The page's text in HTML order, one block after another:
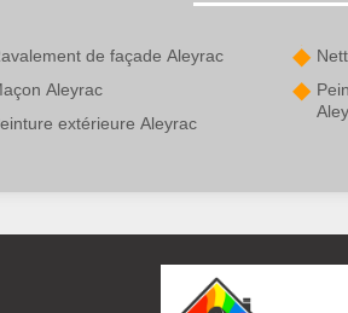
de façade Aleyrac
Aleyrac
extérieure Aleyrac